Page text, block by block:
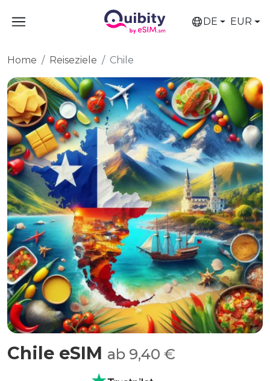
DE EUR
Home Reiseziele Chile
Chile eSIM ab 9,40 €